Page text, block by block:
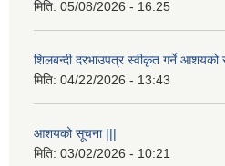
मिति: 05/08/2026 - 16:25
शिलबन्दी दरभाउपत्र स्वीकृत गर्ने
मिति: 04/22/2026 - 13:43
आशयको सूचना |||
मिति: 03/02/2026 - 10:21